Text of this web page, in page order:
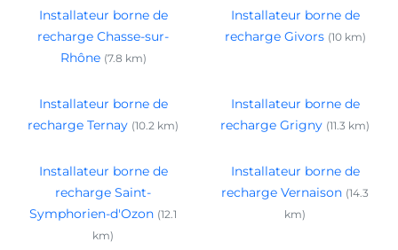
Installateur borne de
recharge Chasse-sur-
Rhône (7.8 km)
Installateur borne de
recharge Givors (10 km)
Installateur borne de
recharge Ternay (10.2 km)
Installateur borne de
recharge Grigny (11.3 km)
Installateur borne de
recharge Saint-
Symphorien-d'Ozon (12.1
km)
Installateur borne de
recharge Vernaison (14.3
km)